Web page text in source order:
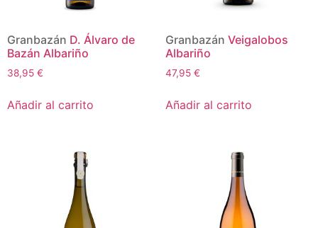
Granbazán D. Álvaro de
Bazán Albariño
38,95 €
Añadir al carrito
Granbazán Veigalobos
Albariño
47,95 €
Añadir al carrito